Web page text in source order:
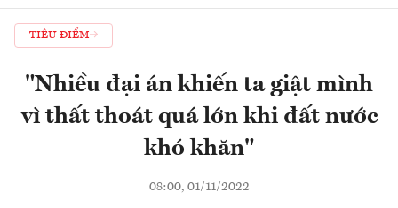
TIÊU ĐIỂM
"Nhiều đại án khiến ta giật mình
vì thất thoát quá lớn khi đất nước
khó khăn"
08:00, 01/11/2022